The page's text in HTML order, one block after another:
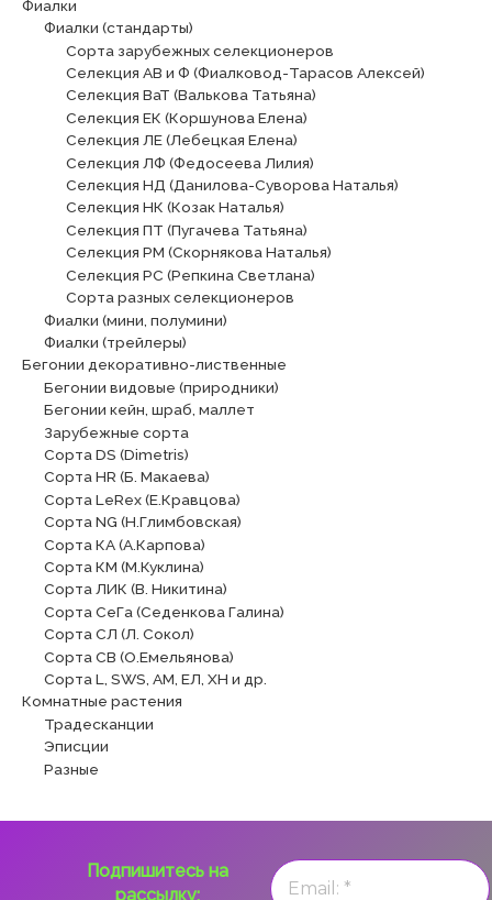
Фиалки
Фиалки (стандарты)
Сорта зарубежных селекционеров
Селекция АВ и Ф (Фиалковод-Тарасов Алексей)
Селекция ВаТ (Валькова Татьяна)
Селекция ЕК (Коршунова Елена)
Селекция ЛЕ (Лебецкая Елена)
Селекция ЛФ (Федосеева Лилия)
Селекция НД (Данилова-Суворова Наталья)
Селекция НК (Козак Наталья)
Селекция ПТ (Пугачева Татьяна)
Селекция РМ (Скорнякова Наталья)
Селекция РС (Репкина Светлана)
Сорта разных селекционеров
Фиалки (мини, полумини)
Фиалки (трейлеры)
Бегонии декоративно-лиственные
Бегонии видовые (природники)
Бегонии кейн, шраб, маллет
Зарубежные сорта
Сорта DS (Dimetris)
Сорта HR (Б. Макаева)
Сорта LeRex (Е.Кравцова)
Сорта NG (Н.Глимбовская)
Сорта КА (А.Карпова)
Сорта КМ (М.Куклина)
Сорта ЛИК (В. Никитина)
Сорта СеГа (Седенкова Галина)
Сорта СЛ (Л. Сокол)
Сорта СВ (О.Емельянова)
Сорта L, SWS, АМ, ЕЛ, ХН и др.
Комнатные растения
Традесканции
Эписции
Разные
Подпишитесь на
рассылку: